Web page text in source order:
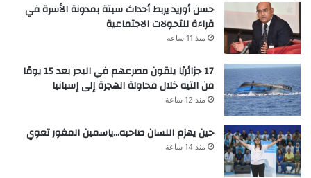
حسن أوريد يربط أحداث سبتة بمدونة الأسرة في
قراءة للتحولات الاجتماعية
منذ 11 ساعة
17 جزائريًا يلقون مصرعهم في البحر بعد 15 يومًا
من التيه خلال محاولة الهجرة إلى إسبانيا
منذ 12 ساعة
حين يهزم اللسان صاحبه…ياسمين المغور تعوي
منذ 14 ساعة